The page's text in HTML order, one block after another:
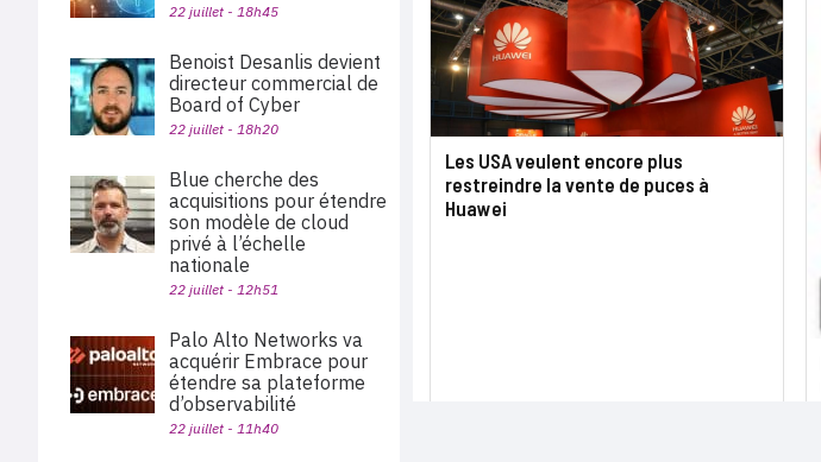
Les USA veulent encore plus
restreindre la vente de puces à
Huawei
22 juillet - 18h45
Benoist Desanlis devient
directeur commercial de
Board of Cyber
22 juillet - 18h20
Blue cherche des
acquisitions pour étendre
son modèle de cloud
privé à l’échelle
nationale
22 juillet - 12h51
Palo Alto Networks va
acquérir Embrace pour
étendre sa plateforme
d’observabilité
22 juillet - 11h40